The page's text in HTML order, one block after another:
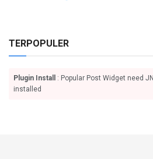
TERPOPULER
Plugin Install
: Popular Post Widget need
installed